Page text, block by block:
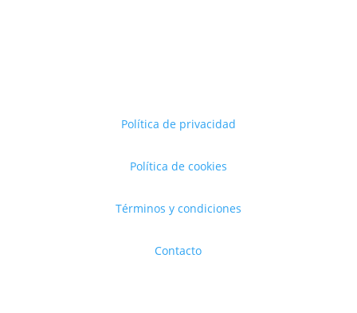
Política de privacidad
Política de cookies
Términos y condiciones
Contacto